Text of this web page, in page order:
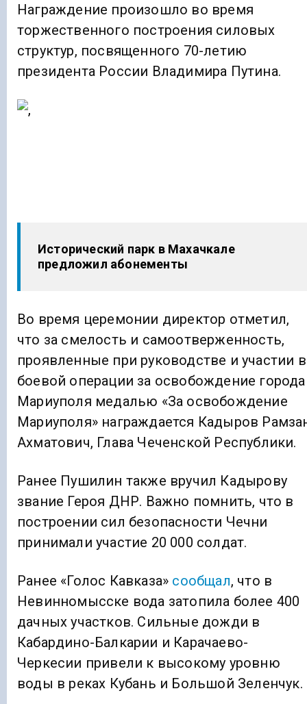
Награждение произошло во время
торжественного построения силовых
структур, посвященного 70-летию
президента России Владимира Путина.
Исторический парк в Махачкале
предложил абонементы
Во время церемонии директор отметил,
что за смелость и самоотверженность,
проявленные при руководстве и участии в
боевой операции за освобождение города
Мариуполя медалью «За освобождение
Мариуполя» награждается Кадыров
Ахматович, Глава Чеченской Республики.
Ранее Пушилин также вручил Кадырову
звание Героя ДНР. Важно помнить, что в
построении сил безопасности Чечни
принимали участие 20 000 солдат.
Ранее «Голос Кавказа» сообщал, что в
Невинномысске вода затопила более 400
дачных участков. Сильные дожди в
Кабардино-Балкарии и Карачаево-
Черкесии привели к высокому уровню
воды в реках Кубань и Большой Зеленчук.